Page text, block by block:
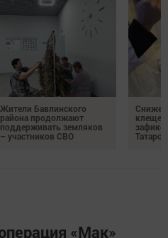
Жители Бавлинского
района продолжают
поддерживать земляков
– участников СВО
клещей
«Мак»